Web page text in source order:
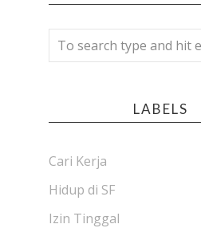
LABELS
Cari Kerja
Hidup di SF
Izin Tinggal